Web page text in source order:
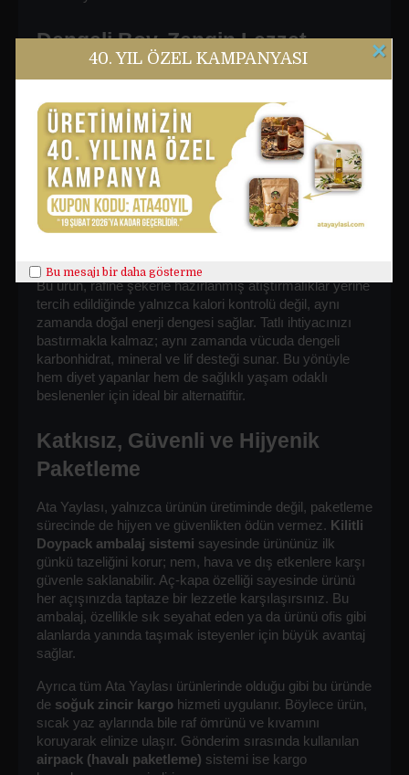
40. YIL ÖZEL KAMPANYASI
Bu mesajı bir daha gösterme
×
Dengeli Boy, Zengin Lezzet,
Yüksek Besin Değeri
Orta boy kuru incir, iri incirlerin dolgunluğunu ve küçük
incirlerin pratikliğini ideal oranda bir araya getirir. Her bir
tanesi tek lokmalık yapısı sayesinde hem ofiste hem
okulda hem de evde rahatlıkla tüketilebilir. Ara öğünlerde,
kahvaltılarda veya spor sonrası enerji ihtiyacında doğal
bir çözüm sunar. İçerdiği lif kalsiyum, demir ,
potasyum ve doğal şeker sayesinde hem sindirim
sistemini destekler hem de uzun süre tok kalmanızı
Bu ürün, rafine şekerle hazırlanmış atıştırmalıklar yerine
tercih edildiğinde yalnızca kalori kontrolü değil, aynı
zamanda doğal enerji dengesi sağlar. Tatlı ihtiyacınızı
bastırmakla kalmaz; aynı zamanda vücuda dengeli
karbonhidrat, mineral ve lif desteği sunar. Bu yönüyle
hem diyet yapanlar hem de sağlıklı yaşam odaklı
beslenenler için ideal bir alternatiftir.
Katkısız, Güvenli ve Hijyenik
Paketleme
Ata Yaylası, yalnızca ürünün üretiminde değil, paketleme
sürecinde de hijyen ve güvenlikten ödün vermez. Kilitli
Doypack ambalaj sistemi sayesinde ürününüz ilk
günkü tazeliğini korur; nem, hava ve dış etkenlere karşı
güvenle saklanabilir. Aç-kapa özelliği sayesinde ürünü
her açışınızda taptaze bir lezzetle karşılaşırsınız. Bu
ambalaj, özellikle sık seyahat eden ya da ürünü ofis gibi
alanlarda yanında taşımak isteyenler için büyük avantaj
sağlar.
Ayrıca tüm Ata Yaylası ürünlerinde olduğu gibi bu üründe
de soğuk zincir kargo hizmeti uygulanır. Böylece ürün,
sıcak yaz aylarında bile raf ömrünü ve kıvamını
airpack (havalı paketleme) sistemi ise kargo